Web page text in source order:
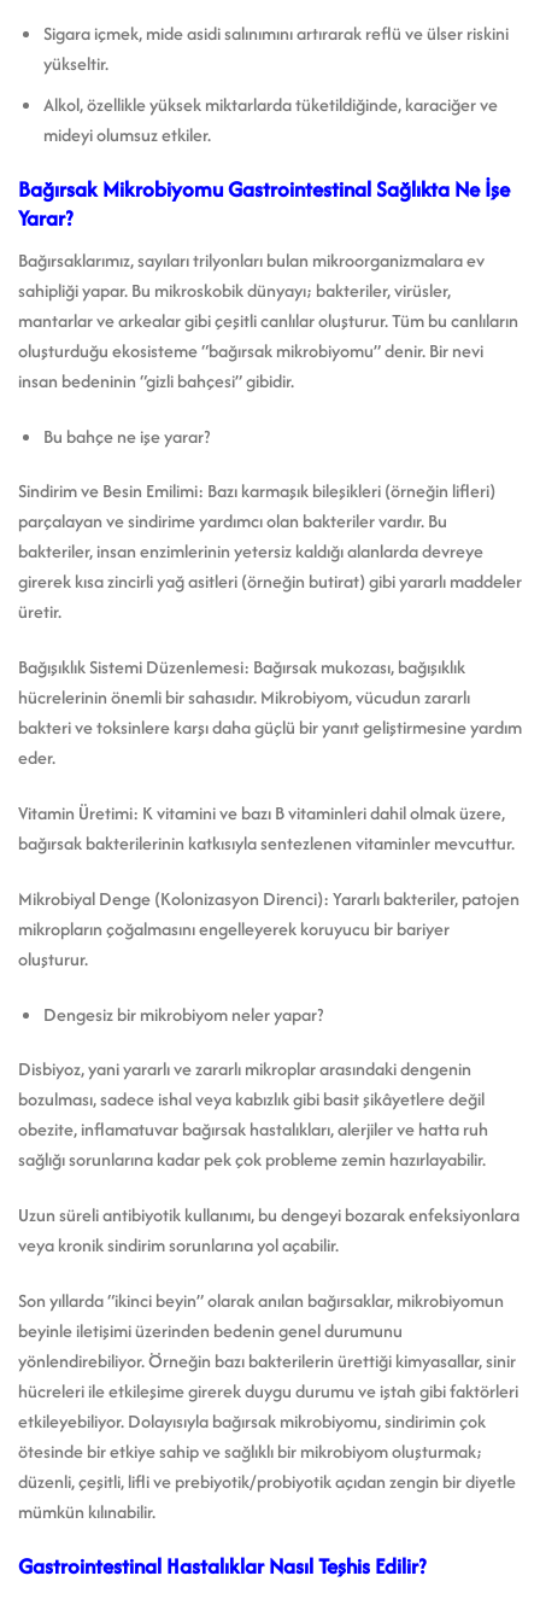
Sigara içmek, mide asidi salınımını artırarak reflü ve ülser riskini
yükseltir.
Alkol, özellikle yüksek miktarlarda tüketildiğinde, karaciğer ve
mideyi olumsuz etkiler.
Bağırsak Mikrobiyomu Gastrointestinal Sağlıkta Ne İşe
Yarar?
Bağırsaklarımız, sayıları trilyonları bulan mikroorganizmalara ev
sahipliği yapar. Bu mikroskobik dünyayı; bakteriler, virüsler,
mantarlar ve arkealar gibi çeşitli canlılar oluşturur. Tüm bu canlıların
oluşturduğu ekosisteme “bağırsak mikrobiyomu” denir. Bir nevi
insan bedeninin “gizli bahçesi” gibidir.
Bu bahçe ne işe yarar?
Sindirim ve Besin Emilimi: Bazı karmaşık bileşikleri (örneğin lifleri)
parçalayan ve sindirime yardımcı olan bakteriler vardır. Bu
bakteriler, insan enzimlerinin yetersiz kaldığı alanlarda devreye
girerek kısa zincirli yağ asitleri (örneğin butirat) gibi yararlı maddeler
üretir.
Bağışıklık Sistemi Düzenlemesi: Bağırsak mukozası, bağışıklık
hücrelerinin önemli bir sahasıdır. Mikrobiyom, vücudun zararlı
bakteri ve toksinlere karşı daha güçlü bir yanıt geliştirmesine yardım
eder.
Vitamin Üretimi: K vitamini ve bazı B vitaminleri dahil olmak üzere,
bağırsak bakterilerinin katkısıyla sentezlenen vitaminler mevcuttur.
Mikrobiyal Denge (Kolonizasyon Direnci): Yararlı bakteriler, patojen
mikropların çoğalmasını engelleyerek koruyucu bir bariyer
oluşturur.
Dengesiz bir mikrobiyom neler yapar?
Disbiyoz, yani yararlı ve zararlı mikroplar arasındaki dengenin
bozulması, sadece ishal veya kabızlık gibi basit şikâyetlere değil
obezite, inflamatuvar bağırsak hastalıkları, alerjiler ve hatta ruh
sağlığı sorunlarına kadar pek çok probleme zemin hazırlayabilir.
Uzun süreli antibiyotik kullanımı, bu dengeyi bozarak enfeksiyonlara
veya kronik sindirim sorunlarına yol açabilir.
Son yıllarda “ikinci beyin” olarak anılan bağırsaklar, mikrobiyomun
beyinle iletişimi üzerinden bedenin genel durumunu
yönlendirebiliyor. Örneğin bazı bakterilerin ürettiği kimyasallar, sinir
hücreleri ile etkileşime girerek duygu durumu ve iştah gibi faktörleri
etkileyebiliyor. Dolayısıyla bağırsak mikrobiyomu, sindirimin çok
ötesinde bir etkiye sahip ve sağlıklı bir mikrobiyom oluşturmak;
düzenli, çeşitli, lifli ve prebiyotik/probiyotik açıdan zengin bir diyetle
mümkün kılınabilir.
Gastrointestinal Hastalıklar Nasıl Teşhis Edilir?